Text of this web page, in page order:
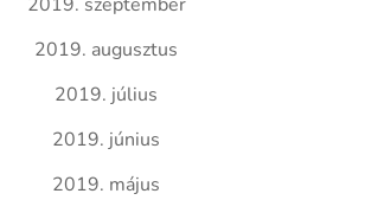
2019. augusztus
2019. július
2019. június
2019. május